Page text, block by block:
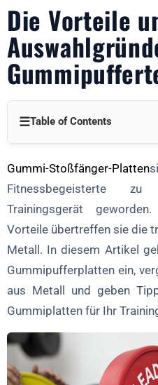
Die Vorteile
☰Table of Contents
1. Hervorragende Anti-Rutsch-
2. Verbesserte Dämpfung und
3. Komfortabler Griff für
6. Vielfalt an Farben und
Gummi-Stoßfänger-Platten
Fitnessbegeisterte zu
Trainingsgerät
Vorteile übertreffen sie die
Metall. In diesem Artikel
Gummipufferplatten ein,
aus Metall und geben
Gummiplatten für Ihr